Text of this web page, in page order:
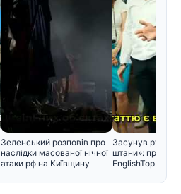
Зеленський розповів про
наслідки масованої нічної
атаки рф на Київщину
Засунув руку
штани»: проти
EnglishTop